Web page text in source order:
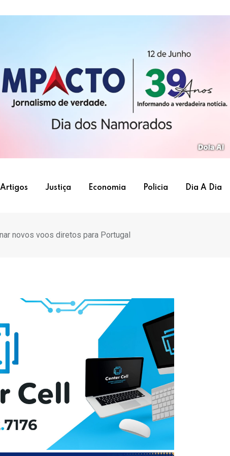
Artigos Justiça Economia Policia Dia A Dia
novos voos diretos para Portugal